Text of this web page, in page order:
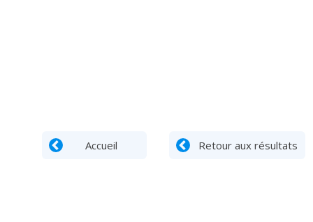
Accueil Retour aux résultats